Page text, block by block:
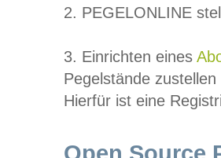
2. PEGELONLINE
3. Einrichten eines
Pegelstände
Hierfür ist eine